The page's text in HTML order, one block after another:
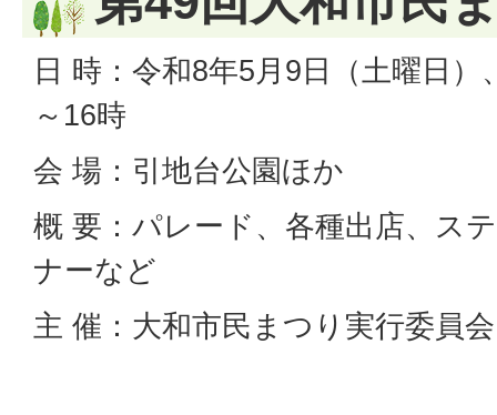
日 時：令和8年5月9日（土曜日
～16時
会 場：引地台公園ほか
概 要：パレード、各種出店、ス
ナーなど
主 催：大和市民まつり実行委員会